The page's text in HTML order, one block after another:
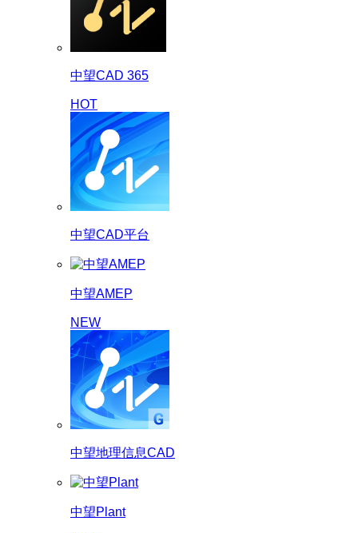
中望CAD 365
HOT
中望CAD平台
中望AMEP
NEW
中望地理信息CAD
中望Plant